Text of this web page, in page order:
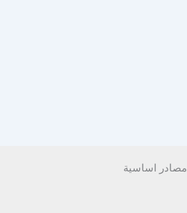
مصادر اساسية